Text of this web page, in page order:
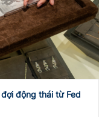
động thái từ Fed